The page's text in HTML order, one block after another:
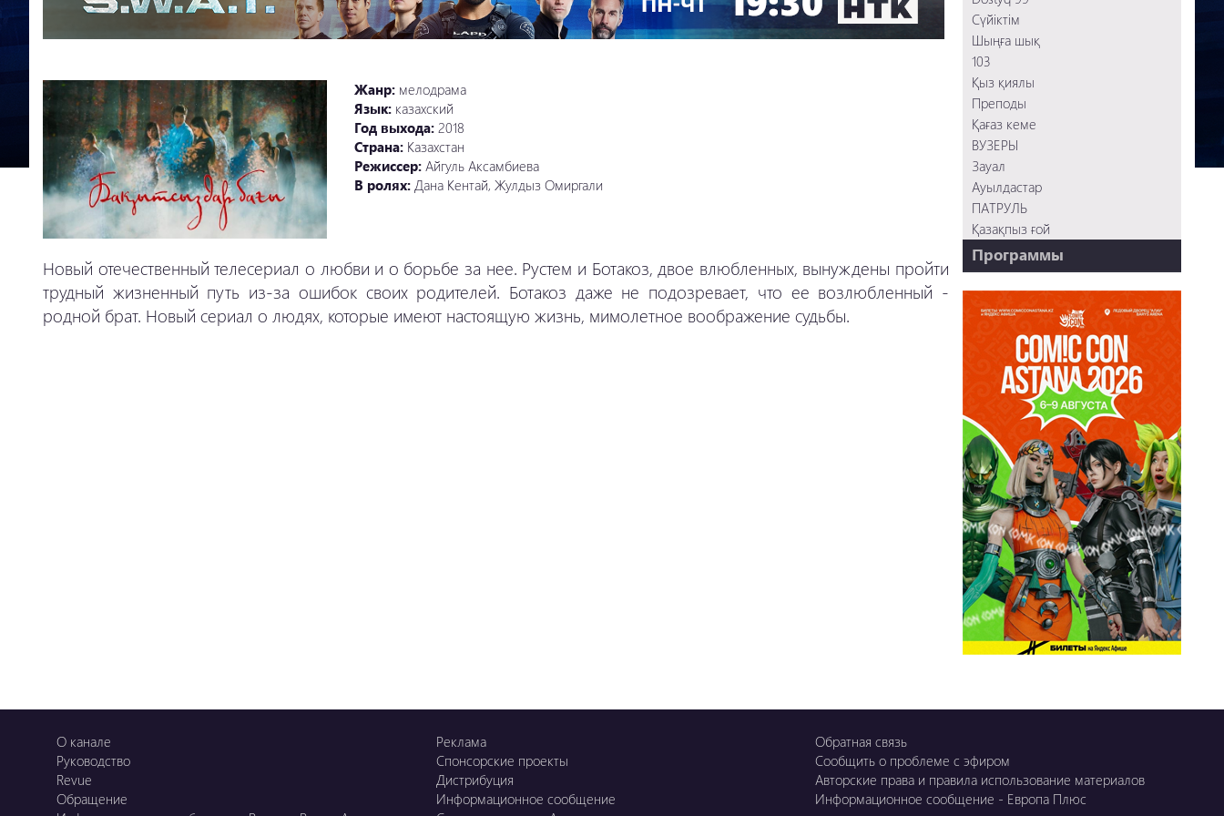
Жанр: мелодрама
Язык: казахский
Год выхода: 2018
Страна: Казахстан
Режиссер: Айгуль Аксамбиева
В ролях: Дана Кентай, Жулдыз Омиргали
Новый отечественный телесериал о любви и о борьбе за нее. Рустем и Ботакоз, двое влюбленных, вынуждены пройти
трудный жизненный путь из-за ошибок своих родителей. Ботакоз даже не подозревает, что ее возлюбленный -
родной брат. Новый сериал о людях, которые имеют настоящую жизнь, мимолетное воображение судьбы.
Сүйіктім
Шыңға шық
103
Қыз қиялы
Преподы
Қағаз кеме
ВУЗЕРЫ
Зауал
Ауылдастар
ПАТРУЛЬ
Қазақпыз ғой
Программы
REVUE WEEKLY
OZMZ ғой
Пәтерник
Қызық LIVE
Dostyq 99
Ұ-Night show
Сезім Бағы
О канале
Руководство
Revue
Обращение
Реклама
Спонсорские проекты
Обратная связь
Сообщить о проблеме с эфиром
Дистрибуция
Авторские права и правила использование материалов
Информационное сообщение
Информационное сообщение - Европа Плюс